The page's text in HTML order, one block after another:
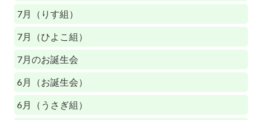
7月（りす組）
7月（ひよこ組）
7月のお誕生会
6月（お誕生会）
6月（うさぎ組）